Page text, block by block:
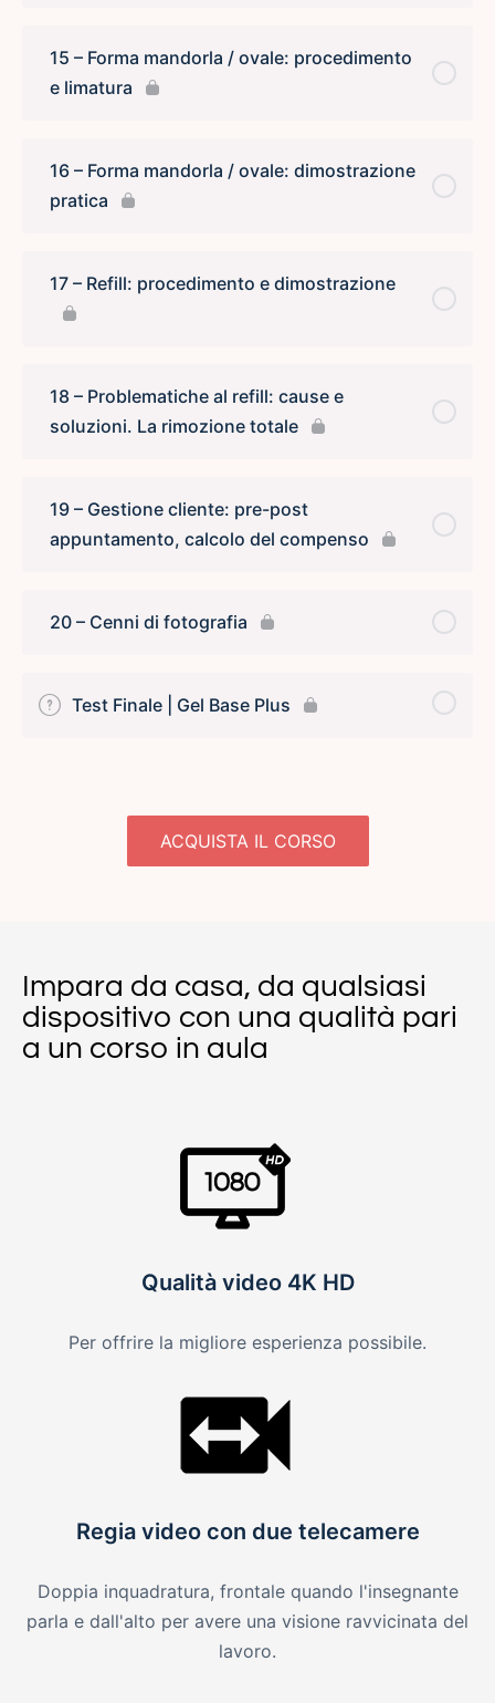
15 – Forma mandorla / ovale: procedimento
e limatura
16 – Forma mandorla / ovale: dimostrazione
pratica
17 – Refill: procedimento e dimostrazione
18 – Problematiche al refill: cause e
soluzioni. La rimozione totale
19 – Gestione cliente: pre-post
appuntamento, calcolo del compenso
20 – Cenni di fotografia
Test Finale | Gel Base Plus
ACQUISTA IL CORSO
Impara da casa, da qualsiasi
dispositivo con una qualità pari
a un corso in aula
Qualità video 4K HD
Per offrire la migliore esperienza possibile.
Regia video con due telecamere
Doppia inquadratura, frontale quando l'insegnante
parla e dall'alto per avere una visione ravvicinata del
lavoro.